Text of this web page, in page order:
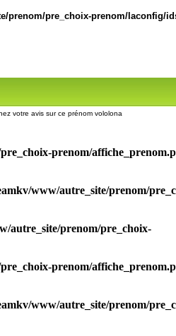
prenom/pre_choix-prenom/laconfig/
votre avis sur ce prénom vololona
prenom/
www/autre_site/prenom/
autre_site/prenom/pre_choix-
prenom/
www/autre_site/prenom/